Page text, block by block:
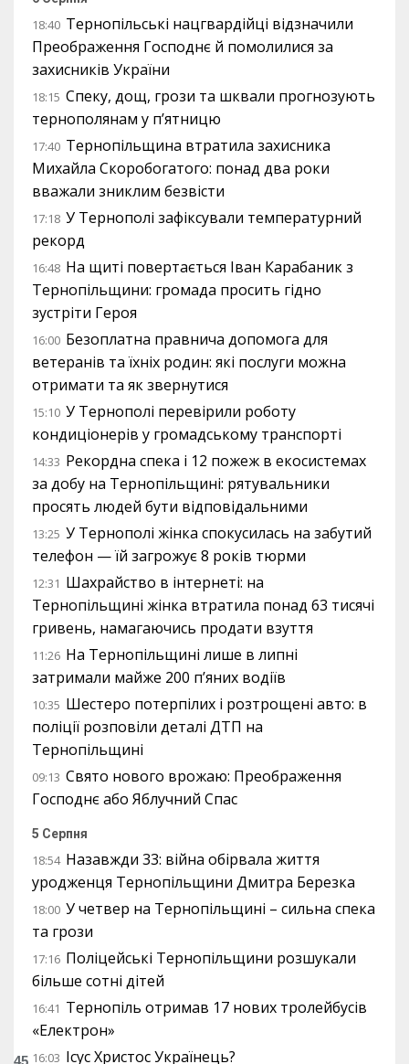
18:40 Тернопільські нацгвардійці відзначили
Преображення Господнє й помолилися за
захисників України
18:15 Спеку, дощ, грози та шквали прогнозують
тернополянам у п’ятницю
17:40 Тернопільщина втратила захисника
Михайла Скоробогатого: понад два роки
вважали зниклим безвісти
17:18 У Тернополі зафіксували температурний
рекорд
16:48 На щиті повертається Іван Карабаник з
Тернопільщини: громада просить гідно
зустріти Героя
16:00 Безоплатна правнича допомога для
ветеранів та їхніх родин: які послуги можна
отримати та як звернутися
15:10 У Тернополі перевірили роботу
кондиціонерів у громадському транспорті
14:33 Рекордна спека і 12 пожеж в екосистемах
за добу на Тернопільщині: рятувальники
просять людей бути відповідальними
13:25 У Тернополі жінка спокусилась на забутий
телефон — їй загрожує 8 років тюрми
12:31 Шахрайство в інтернеті: на
Тернопільщині жінка втратила понад 63 тисячі
гривень, намагаючись продати взуття
11:26 На Тернопільщині лише в липні
затримали майже 200 п’яних водіїв
10:35 Шестеро потерпілих і розтрощені авто: в
поліції розповіли деталі ДТП на
Тернопільщині
09:13 Свято нового врожаю: Преображення
Господнє або Яблучний Спас
5 Серпня
18:54 Назавжди 33: війна обірвала життя
уродженця Тернопільщини Дмитра Березка
18:00 У четвер на Тернопільщині – сильна спека
та грози
17:16 Поліцейські Тернопільщини розшукали
більше сотні дітей
16:41 Тернопіль отримав 17 нових тролейбусів
«Електрон»
16:03 Ісус Христос Українець?
45